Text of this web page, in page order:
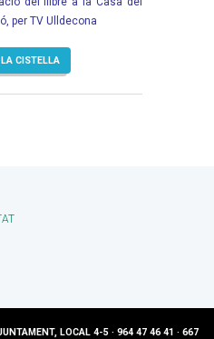
per TV Ulldecona
CISTELLA
LOCAL 4-5 · 964 47 46 41 · 667